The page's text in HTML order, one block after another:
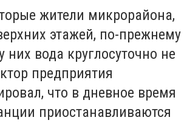
жители микрорайона,
этажей, по-прежнему
них вода круглосуточно не
предприятия
что в дневное время
приостанавливаются